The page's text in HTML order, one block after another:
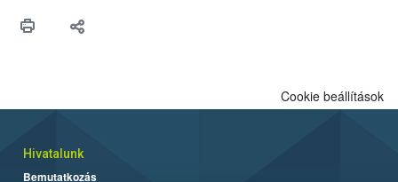
Cookie beállítások
Hivatalunk
Bemutatkozás